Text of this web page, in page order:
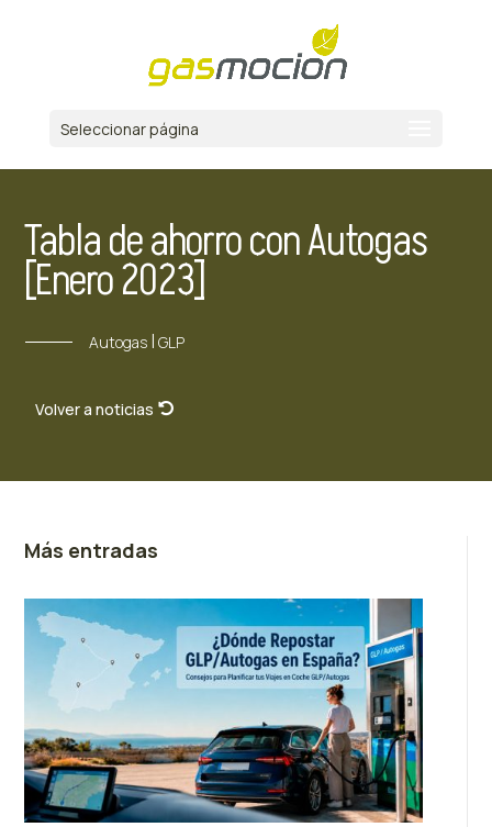
Seleccionar página
Tabla de ahorro con Autogas
[Enero 2023]
Autogas| GLP
Volver a noticias
Más entradas